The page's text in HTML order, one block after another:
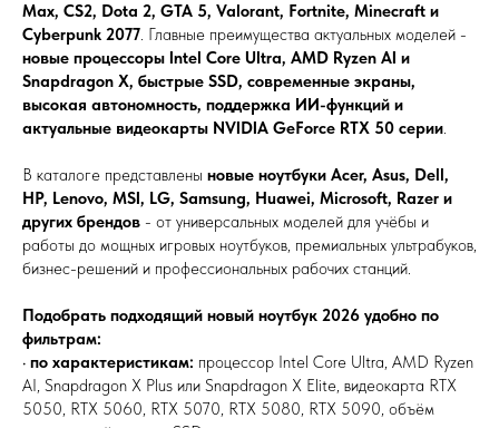
Max, CS2, Dota 2, GTA 5, Valorant, Fortnite, Minecraft и
Cyberpunk 2077. Главные преимущества актуальных моделей -
новые процессоры Intel Core Ultra, AMD Ryzen AI и
Snapdragon X, быстрые SSD, современные экраны,
высокая автономность, поддержка ИИ-функций и
актуальные видеокарты NVIDIA GeForce RTX 50 серии.
В каталоге представлены новые ноутбуки Acer, Asus, Dell,
HP, Lenovo, MSI, LG, Samsung, Huawei, Microsoft, Razer и
других брендов - от универсальных моделей для учёбы и
работы до мощных игровых ноутбуков, премиальных ультрабуков,
бизнес-решений и профессиональных рабочих станций.
Подобрать подходящий новый ноутбук 2026 удобно по
фильтрам:
• по характеристикам: процессор Intel Core Ultra, AMD Ryzen
AI, Snapdragon X Plus или Snapdragon X Elite, видеокарта RTX
5050, RTX 5060, RTX 5070, RTX 5080, RTX 5090, объём